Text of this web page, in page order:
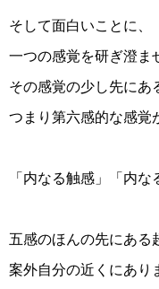
そして面白いことに、
一つの感覚を研ぎ澄ま
その感覚の少し先にあ
つまり第六感的な感覚
「内なる触感」「内な
五感のほんの先にある
案外自分の近くにあり